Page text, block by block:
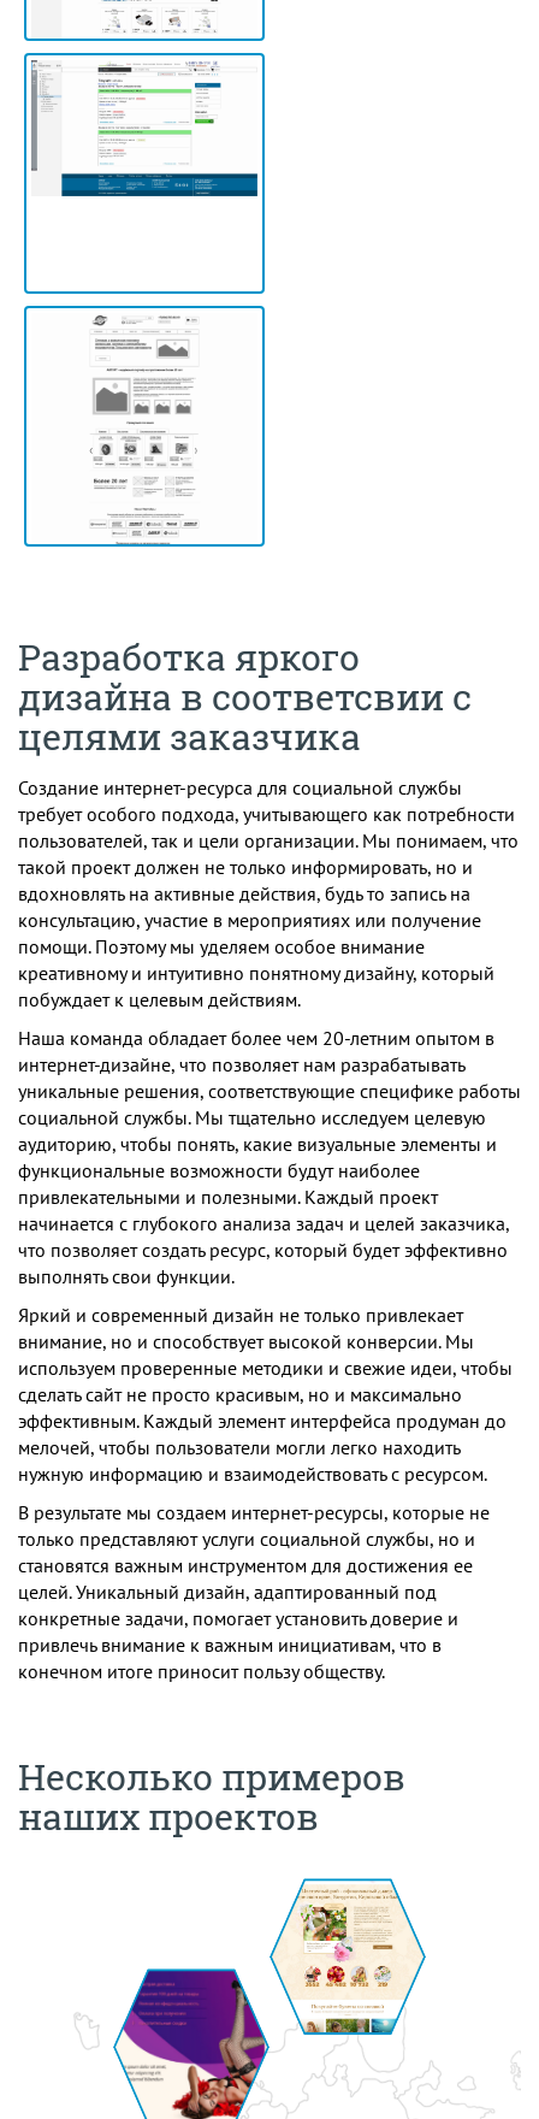
Разработка яркого
дизайна в соответсвии с
целями заказчика
Создание интернет-ресурса для социальной службы
требует особого подхода, учитывающего как потребности
пользователей, так и цели организации. Мы понимаем, что
такой проект должен не только информировать, но и
вдохновлять на активные действия, будь то запись на
консультацию, участие в мероприятиях или получение
помощи. Поэтому мы уделяем особое внимание
креативному и интуитивно понятному дизайну, который
побуждает к целевым действиям.
Наша команда обладает более чем 20-летним опытом в
интернет-дизайне, что позволяет нам разрабатывать
уникальные решения, соответствующие специфике работы
социальной службы. Мы тщательно исследуем целевую
аудиторию, чтобы понять, какие визуальные элементы и
функциональные возможности будут наиболее
привлекательными и полезными. Каждый проект
начинается с глубокого анализа задач и целей заказчика,
что позволяет создать ресурс, который будет эффективно
выполнять свои функции.
Яркий и современный дизайн не только привлекает
внимание, но и способствует высокой конверсии. Мы
используем проверенные методики и свежие идеи, чтобы
сделать сайт не просто красивым, но и максимально
эффективным. Каждый элемент интерфейса продуман до
мелочей, чтобы пользователи могли легко находить
нужную информацию и взаимодействовать с ресурсом.
В результате мы создаем интернет-ресурсы, которые не
только представляют услуги социальной службы, но и
становятся важным инструментом для достижения ее
целей. Уникальный дизайн, адаптированный под
конкретные задачи, помогает установить доверие и
привлечь внимание к важным инициативам, что в
конечном итоге приносит пользу обществу.
Несколько примеров
наших проектов